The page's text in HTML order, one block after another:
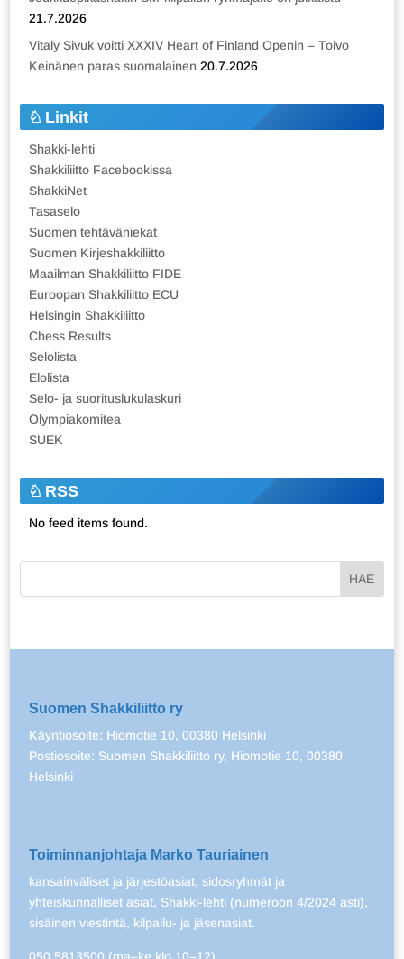
21.7.2026
Vitaly Sivuk voitti XXXIV Heart of Finland Openin – Toivo
Keinänen paras suomalainen 20.7.2026
Linkit
Shakki-lehti
Shakkiliitto Facebookissa
ShakkiNet
Tasaselo
Suomen tehtäväniekat
Suomen Kirjeshakkiliitto
Maailman Shakkiliitto FIDE
Euroopan Shakkiliitto ECU
Helsingin Shakkiliitto
Chess Results
Selolista
Elolista
Selo- ja suorituslukulaskuri
Olympiakomitea
SUEK
RSS
No feed items found.
Suomen Shakkiliitto ry
Käyntiosoite: Hiomotie 10, 00380 Helsinki
Postiosoite: Suomen Shakkiliitto ry, Hiomotie 10, 00380
Helsinki
Toiminnanjohtaja Marko Tauriainen
kansainväliset ja järjestöasiat, sidosryhmät ja
yhteiskunnalliset asiat, Shakki-lehti (numeroon 4/2024 asti),
sisäinen viestintä, kilpailu- ja jäsenasiat.